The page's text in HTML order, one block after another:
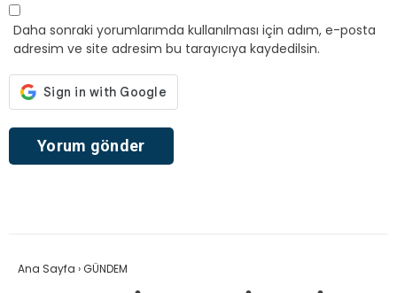
Daha sonraki yorumlarımda kullanılması için adım, e-posta
adresim ve site adresim bu tarayıcıya kaydedilsin.
Ana Sayfa ›GÜNDEM